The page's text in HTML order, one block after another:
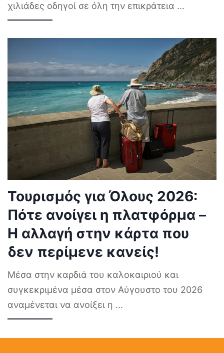
χιλιάδες οδηγοί σε όλη την επικράτεια ...
Τουρισμός για Όλους 2026:
Πότε ανοίγει η πλατφόρμα –
Η αλλαγή στην κάρτα που
δεν περίμενε κανείς!
Μέσα στην καρδιά του καλοκαιριού και
συγκεκριμένα μέσα στον Αύγουστο του 2026
αναμένεται να ανοίξει η ...